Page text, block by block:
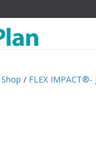
Shop / FLEX